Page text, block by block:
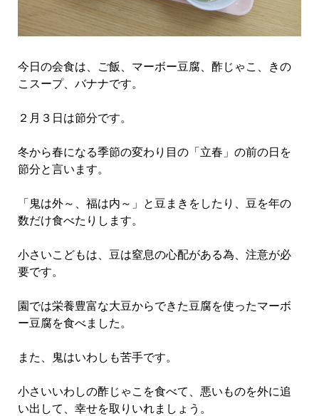
今日の会食は、ご飯、マーボー豆腐、酢じゃこ、きの
こスープ、バナナです。
２月３日は節分です。
冬から春になる季節の変わり目の「立春」の前の日を
節分と言います。
「鬼は外～、福は内～」と豆まきをしたり、豆を年の
数だけ食べたりします。
小さいこどもは、豆は窒息の心配がある為、注意が必
要です。
園では栄養豊富な大豆からできた豆腐を使ったマーボ
ー豆腐を食べました。
また、鬼はいわしも苦手です。
小さいいわしの酢じゃこを食べて、悪いものを外に追
い出して、幸せを取りいれましょう。